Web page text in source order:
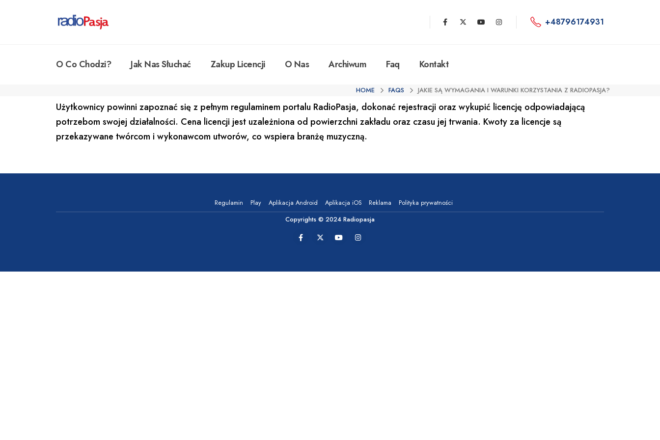
+48796174931
O Co Chodzi? Jak Nas Słuchać Zakup Licencji O Nas Archiwum Faq Kontakt
HOME FAQS JAKIE SĄ WYMAGANIA I WARUNKI KORZYSTANIA Z RADIOPASJA?
Użytkownicy powinni zapoznać się z pełnym regulaminem portalu RadioPasja, dokonać rejestracji oraz wykupić licencję odpowiadającą
potrzebom swojej działalności. Cena licencji jest uzależniona od powierzchni zakładu oraz czasu jej trwania. Kwoty za licencje są
przekazywane twórcom i wykonawcom utworów, co wspiera branżę muzyczną.
Regulamin Play Aplikacja Android Aplikacja iOS Reklama
Polityka prywatności
Copyrights © 2024 Radiopasja